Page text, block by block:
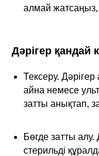
алмай жатсаңыз,
Дәрігер қандай
Тексеру.
айна немесе
затты анықтап,
Бөгде затты алу.
стерильді